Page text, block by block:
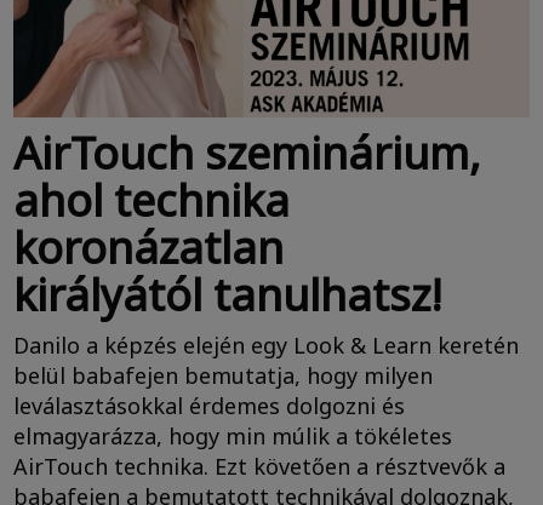
AirTouch szeminárium,
ahol technika
koronázatlan
királyától tanulhatsz!
Danilo a képzés elején egy Look & Learn keretén
belül babafejen bemutatja, hogy milyen
leválasztásokkal érdemes dolgozni és
elmagyarázza, hogy min múlik a tökéletes
AirTouch technika. Ezt követően a résztvevők a
babafejen a bemutatott technikával dolgoznak,